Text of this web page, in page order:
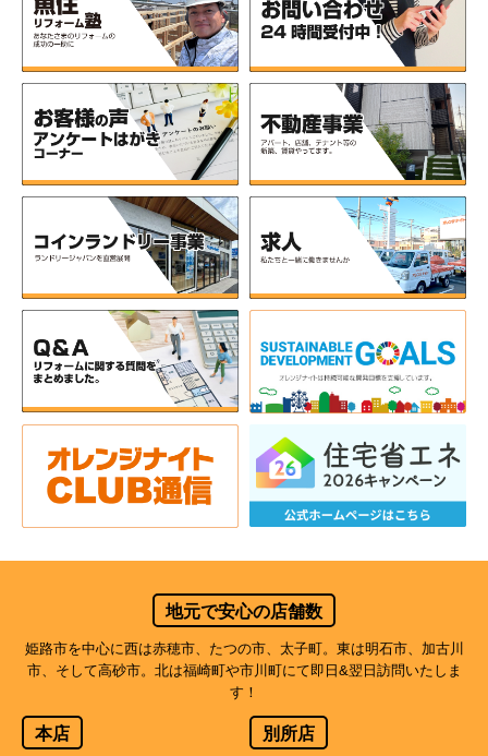
地元で安心の店舗数
姫路市を中心に西は赤穂市、たつの市、太子町。東は明石市、加古川
市、そして高砂市。北は福崎町や市川町にて即日&翌日訪問いたしま
す！
本店 別所店